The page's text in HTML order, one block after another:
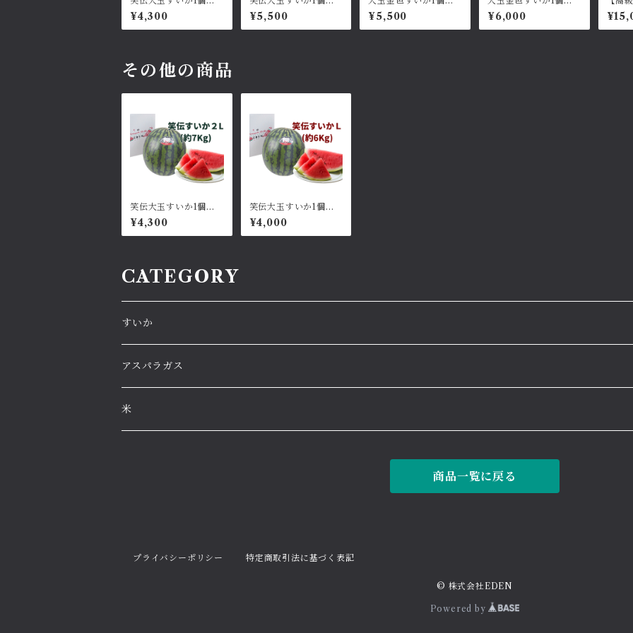
Lサイズ約7~8kg
¥4,300
特大11kg以上
¥5,500
サイズ約6kg
¥5,500
Lサイズ約7~8kg
¥6,000
金の
その他の商品
笑伝大玉すいか1個：2
Lサイズ約7~8kg
¥4,300
笑伝大玉すいか1個：L
サイズ約6kg
¥4,000
CATEGORY
すいか
高級すいか
大玉すいか
アスパラガス
米
商品一覧に戻る
プライバシーポリシー 特定商取引法に基づく表記
© 株式会社EDEN
Powered by